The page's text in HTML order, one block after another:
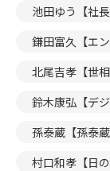
池田ゆう【社
鎌田富久【エン
北尾吉孝【世相
鈴木康弘【デ
孫泰蔵【孫泰
村口和孝【日